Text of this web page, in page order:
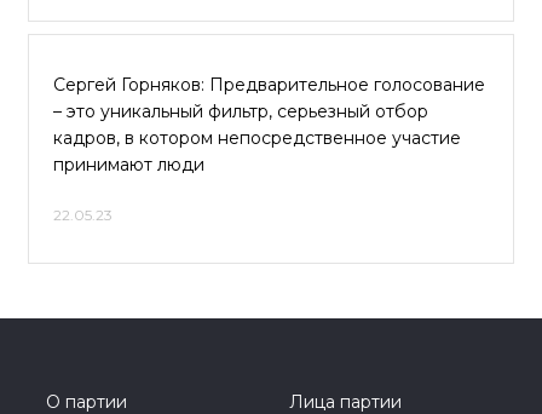
Сергей Горняков: Предварительное голосование
– это уникальный фильтр, серьезный отбор
кадров, в котором непосредственное участие
принимают люди
22.05.23
О партии
Лица партии